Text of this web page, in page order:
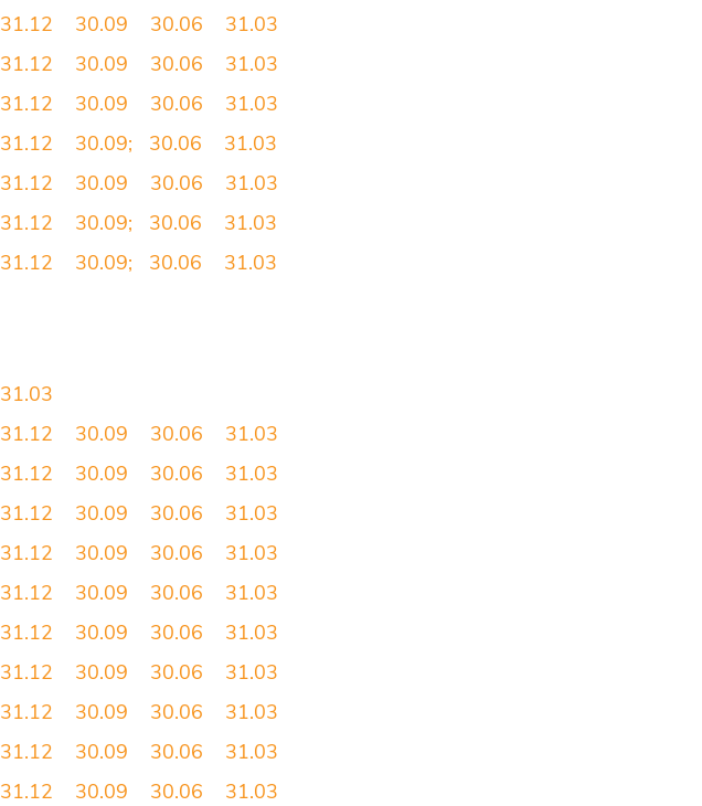
31.12 30.09 30.06
31.03
31.12 30.09 30.06
31.03
31.12 30.09 30.06
31.03
31.12 30.09; 30.06
31.03
31.12 30.09 30.06
31.03
31.12 30.09; 30.06
31.03
31.12 30.09; 30.06 31.03
31.03
31.12 30.09 30.06
31.03
31.12 30.09 30.06
31.03
31.12 30.09 30.06
31.03
31.12 30.09 30.06
31.03
31.12 30.09 30.06
31.03
31.12 30.09 30.06
31.03
31.12 30.09 30.06
31.03
31.12 30.09 30.06
31.03
31.12 30.09 30.06
31.03
31.12 30.09 30.06
31.03